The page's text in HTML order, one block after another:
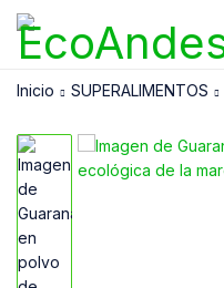
Inicio SUPERALIMENTOS